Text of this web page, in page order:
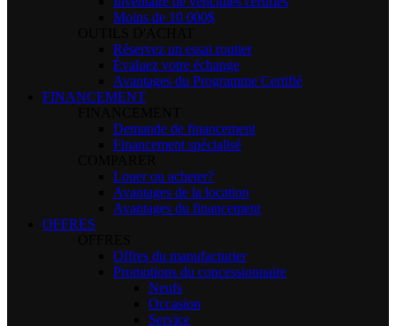
Moins de 10 000$
Réservez un essai routier
Évaluez votre échange
Avantages du Programme Certifié
FINANCEMENT
Demande de financement
Financement spécialisé
Louer ou acheter?
Avantages de la location
Avantages du financement
OFFRES
Offres du manufacturier
Promotions du concessionnaire
Neufs
Occasion
Service